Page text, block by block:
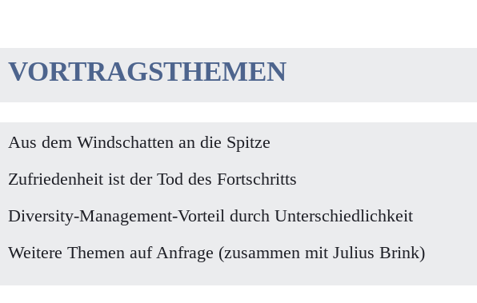
VORTRAGSTHEMEN
Aus dem Windschatten an die Spitze
Zufriedenheit ist der Tod des Fortschritts
Diversity-Management-Vorteil durch Unterschiedlichkeit
Weitere Themen auf Anfrage (zusammen mit Julius Brink)